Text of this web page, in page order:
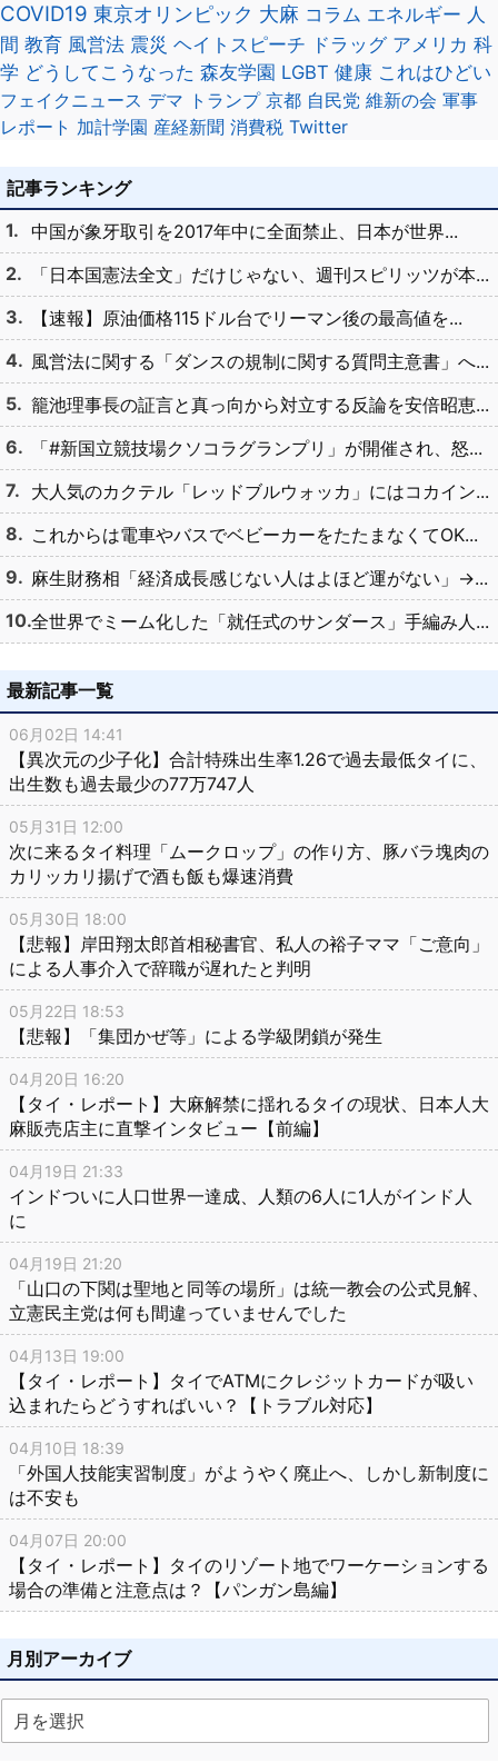
COVID19 東京オリンピック 大麻 コラム エネルギー 人
間 教育 風営法 震災 ヘイトスピーチ ドラッグ アメリカ 科
学 どうしてこうなった 森友学園 LGBT 健康 これはひどい
フェイクニュース デマ トランプ 京都 自民党 維新の会 軍事
レポート 加計学園 産経新聞 消費税 Twitter
記事ランキング
中国が象牙取引を2017年中に全面禁止、日本が世界...
「日本国憲法全文」だけじゃない、週刊スピリッツが本...
【速報】原油価格115ドル台でリーマン後の最高値を...
風営法に関する「ダンスの規制に関する質問主意書」へ...
籠池理事長の証言と真っ向から対立する反論を安倍昭恵...
「#新国立競技場クソコラグランプリ」が開催され、怒...
大人気のカクテル「レッドブルウォッカ」にはコカイン...
これからは電車やバスでベビーカーをたたまなくてOK...
麻生財務相「経済成長感じない人はよほど運がない」→...
全世界でミーム化した「就任式のサンダース」手編み人...
最新記事一覧
06月02日 14:41
【異次元の少子化】合計特殊出生率1.26で過去最低タイに、
出生数も過去最少の77万747人
05月31日 12:00
次に来るタイ料理「ムークロップ」の作り方、豚バラ塊肉の
カリッカリ揚げで酒も飯も爆速消費
05月30日 18:00
【悲報】岸田翔太郎首相秘書官、私人の裕子ママ「ご意向」
による人事介入で辞職が遅れたと判明
05月22日 18:53
【悲報】「集団かぜ等」による学級閉鎖が発生
04月20日 16:20
【タイ・レポート】大麻解禁に揺れるタイの現状、日本人大
麻販売店主に直撃インタビュー【前編】
04月19日 21:33
インドついに人口世界一達成、人類の6人に1人がインド人
に
04月19日 21:20
「山口の下関は聖地と同等の場所」は統一教会の公式見解、
立憲民主党は何も間違っていませんでした
04月13日 19:00
【タイ・レポート】タイでATMにクレジットカードが吸い
込まれたらどうすればいい？【トラブル対応】
04月10日 18:39
「外国人技能実習制度」がようやく廃止へ、しかし新制度に
は不安も
04月07日 20:00
【タイ・レポート】タイのリゾート地でワーケーションする
場合の準備と注意点は？【パンガン島編】
月別アーカイブ